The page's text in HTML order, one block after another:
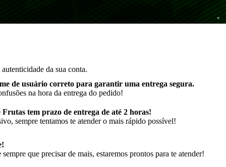
da sua conta.
de usuário correto para garantir uma entrega segura.
na hora da entrega do pedido!
Frutas tem prazo de entrega de até 2 horas!
sempre tentamos te atender o mais rápido possível!
que precisar de mais, estaremos prontos para te atender!